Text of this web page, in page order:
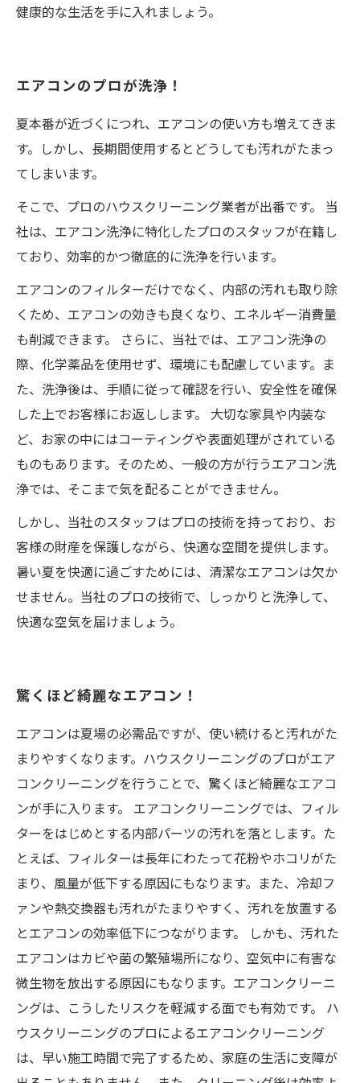
健康的な生活を手に入れましょう。
エアコンのプロが洗浄！
夏本番が近づくにつれ、エアコンの使い方も増えてきま
す。しかし、長期間使用するとどうしても汚れがたまっ
てしまいます。
そこで、プロのハウスクリーニング業者が出番です。 当
社は、エアコン洗浄に特化したプロのスタッフが在籍し
ており、効率的かつ徹底的に洗浄を行います。
エアコンのフィルターだけでなく、内部の汚れも取り除
くため、エアコンの効きも良くなり、エネルギー消費量
も削減できます。 さらに、当社では、エアコン洗浄の
際、化学薬品を使用せず、環境にも配慮しています。ま
た、洗浄後は、手順に従って確認を行い、安全性を確保
した上でお客様にお返しします。 大切な家具や内装な
ど、お家の中にはコーティングや表面処理がされている
ものもあります。そのため、一般の方が行うエアコン洗
浄では、そこまで気を配ることができません。
しかし、当社のスタッフはプロの技術を持っており、お
客様の財産を保護しながら、快適な空間を提供します。
暑い夏を快適に過ごすためには、清潔なエアコンは欠か
せません。当社のプロの技術で、しっかりと洗浄して、
快適な空気を届けましょう。
驚くほど綺麗なエアコン！
エアコンは夏場の必需品ですが、使い続けると汚れがた
まりやすくなります。ハウスクリーニングのプロがエア
コンクリーニングを行うことで、驚くほど綺麗なエアコ
ンが手に入ります。 エアコンクリーニングでは、フィル
ターをはじめとする内部パーツの汚れを落とします。た
とえば、フィルターは長年にわたって花粉やホコリがた
まり、風量が低下する原因にもなります。また、冷却フ
ァンや熱交換器も汚れがたまりやすく、汚れを放置する
とエアコンの効率低下につながります。 しかも、汚れた
エアコンはカビや菌の繁殖場所になり、空気中に有害な
微生物を放出する原因にもなります。エアコンクリーニ
ングは、こうしたリスクを軽減する面でも有効です。 ハ
ウスクリーニングのプロによるエアコンクリーニング
は、早い施工時間で完了するため、家庭の生活に支障が